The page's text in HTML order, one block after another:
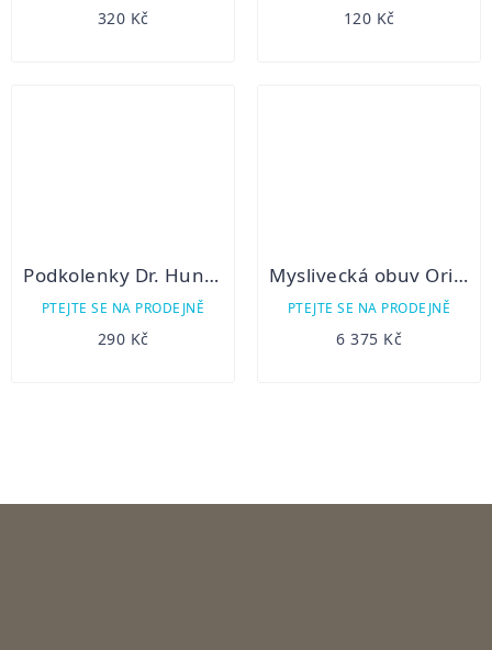
320 Kč 120 Kč
Podkolenky Dr. Hunter zimní
PTEJTE SE NA PRODEJNĚ
290 Kč
Myslivecká obuv Orizo Mugno Top II
PTEJTE SE NA PRODEJNĚ
6 375 Kč